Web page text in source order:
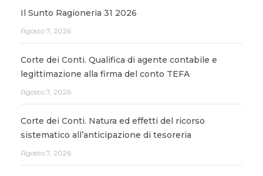
Il Sunto Ragioneria 31 2026
Agosto 7, 2026
Corte dei Conti. Qualifica di agente contabile e
legittimazione alla firma del conto TEFA
Agosto 7, 2026
Corte dei Conti. Natura ed effetti del ricorso
sistematico all’anticipazione di tesoreria
Agosto 7, 2026